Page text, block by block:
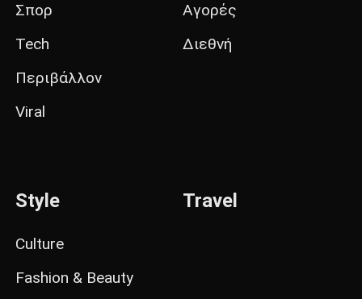
Σπορ
Tech
Περιβάλλον
Viral
Αγορές
Διεθνή
Style
Culture
Fashion & Beauty
Travel